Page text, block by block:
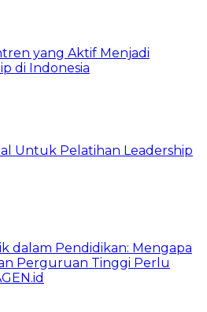
yang Aktif Menjadi
di Indonesia
Untuk Pelatihan Leadership
dalam Pendidikan: Mengapa
Perguruan Tinggi Perlu